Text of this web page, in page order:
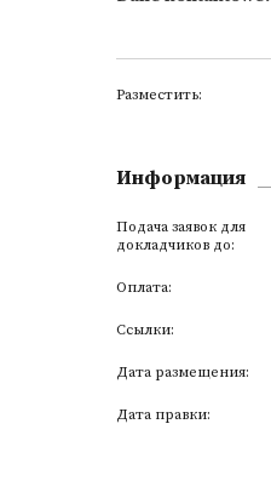
Разместить:
Информация
Подача заявок для
докладчиков до:
Оплата:
Ссылки:
Дата размещения:
Дата правки: